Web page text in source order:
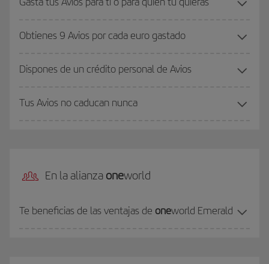
Obtienes 9 Avios por cada euro gastado
Dispones de un crédito personal de Avios
Tus Avios no caducan nunca
En la alianza oneworld
Te beneficias de las ventajas de oneworld Emerald